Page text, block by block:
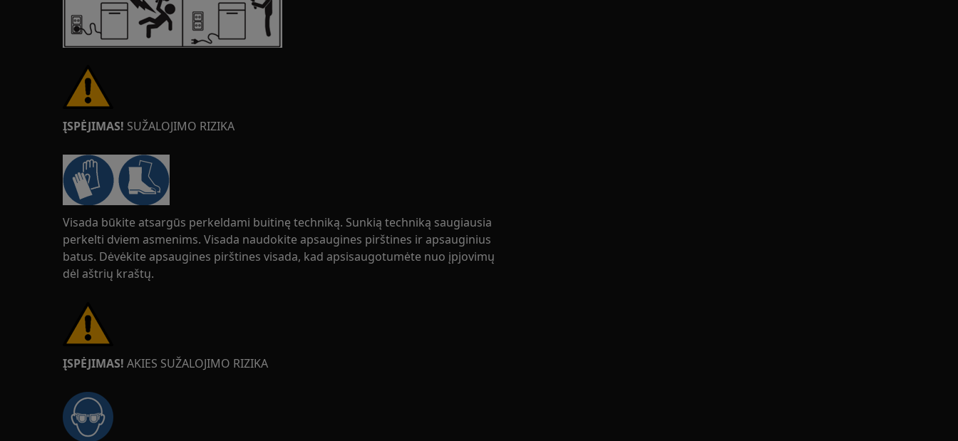
ĮSPĖJIMAS! SUŽALOJIMO RIZIKA
Visada būkite atsargūs perkeldami buitinę techniką. Sunkią techniką saugiausia
perkelti dviem asmenims. Visada naudokite apsaugines pirštines ir apsauginius
batus. Dėvėkite apsaugines pirštines visada, kad apsisaugotumėte nuo įpjovimų
dėl aštrių kraštų.
ĮSPĖJIMAS! AKIES SUŽALOJIMO RIZIKA